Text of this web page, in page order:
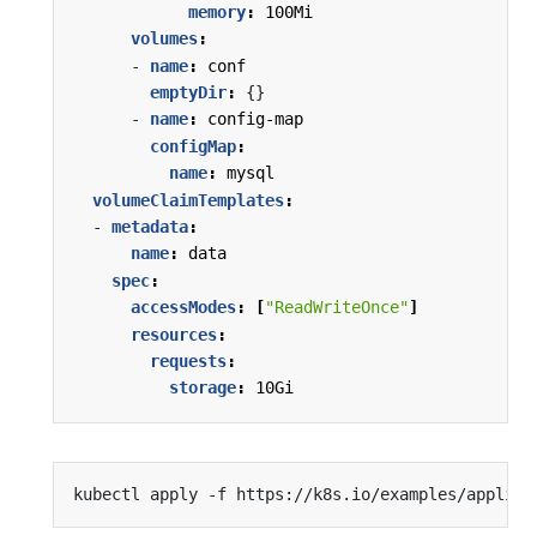
memory:
100Mi
volumes:
- name:
conf
emptyDir:
{}
- name:
config-map
configMap:
name:
mysql
volumeClaimTemplates:
- metadata:
name:
data
spec:
accessModes: ["ReadWriteOnce"]
resources:
requests:
storage: 10Gi